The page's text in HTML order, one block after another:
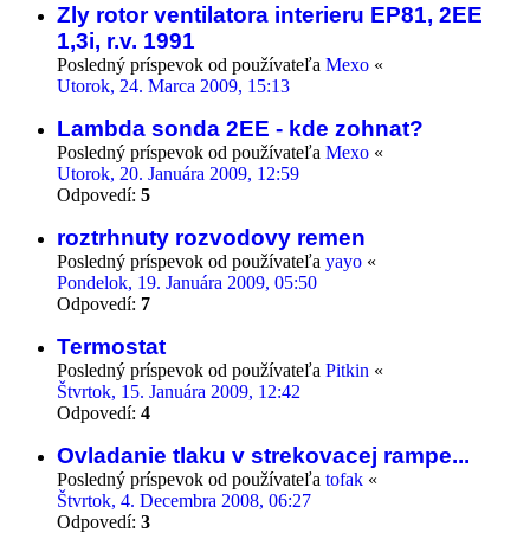
Zly rotor ventilatora interieru EP81, 2EE
1,3i, r.v. 1991
Posledný príspevok od používateľa Mexo «
Utorok, 24. Marca 2009, 15:13
Lambda sonda 2EE - kde zohnat?
Posledný príspevok od používateľa Mexo «
Utorok, 20. Januára 2009, 12:59
Odpovedí: 5
roztrhnuty rozvodovy remen
Posledný príspevok od používateľa yayo «
Pondelok, 19. Januára 2009, 05:50
Odpovedí: 7
Termostat
Posledný príspevok od používateľa Pitkin «
Štvrtok, 15. Januára 2009, 12:42
Odpovedí: 4
Ovladanie tlaku v strekovacej rampe...
Posledný príspevok od používateľa tofak «
Štvrtok, 4. Decembra 2008, 06:27
Odpovedí: 3